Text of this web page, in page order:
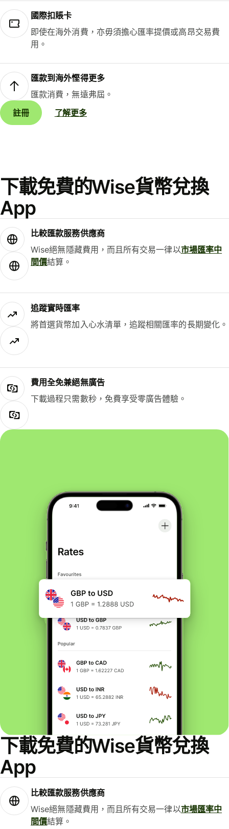
國際扣賬卡
即使在海外消費，亦毋須擔心匯率提價或高昂交易費
用。
匯款到海外慳得更多
匯款消費，無遠弗屆。
註冊
了解更多
下載免費的Wise貨幣兌換
App
比較匯款服務供應商
Wise絕無隱藏費用，而且所有交易一律以市場匯率中
間價結算。
追蹤實時匯率
將首選貨幣加入心水清單，追蹤相關匯率的長期變化。
費用全免兼絕無廣告
下載過程只需數秒，免費享受零廣告體驗。
下載免費的Wise貨幣兌換
App
比較匯款服務供應商
Wise絕無隱藏費用，而且所有交易一律以市場匯率中
間價結算。